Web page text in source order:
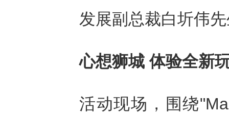
发展副总裁白圻伟
心想狮城 体验全新
活动现场，围绕